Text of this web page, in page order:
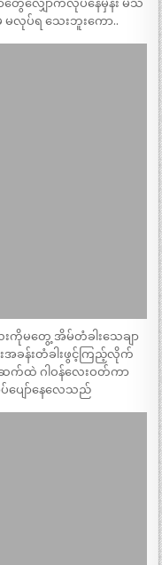
တွေလျှောက်လုပ်နေမှန်း မသိ
မလုပ်ရ သေးဘူးကော..
ကိုမတွေ့ အိမ်တံခါးသေချာ
န်းတံခါးဖွင့်ကြည့်လိုက်
ထဲ ဂါဝန်လေးဝတ်ကာ
ပျော်နေလေသည်